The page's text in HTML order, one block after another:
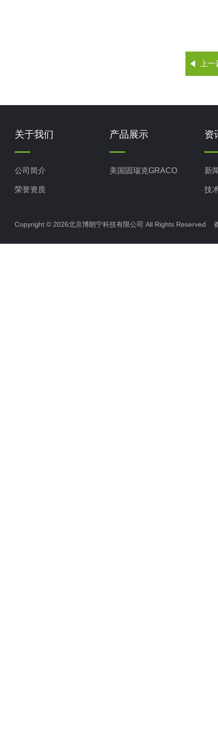
上
关于我们
公司简介
荣誉资质
产品展示
美国固瑞克GRACO
资
新
技
Copyright © 2026北京博朗宁科技有限公司 All Rights Reserved